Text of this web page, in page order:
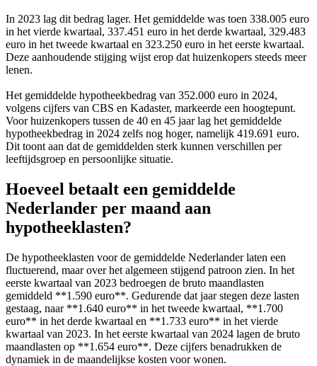
In 2023 lag dit bedrag lager. Het gemiddelde was toen 338.005 euro
in het vierde kwartaal, 337.451 euro in het derde kwartaal, 329.483
euro in het tweede kwartaal en 323.250 euro in het eerste kwartaal.
Deze aanhoudende stijging wijst erop dat huizenkopers steeds meer
lenen.
Het gemiddelde hypotheekbedrag van 352.000 euro in 2024,
volgens cijfers van CBS en Kadaster, markeerde een hoogtepunt.
Voor huizenkopers tussen de 40 en 45 jaar lag het gemiddelde
hypotheekbedrag in 2024 zelfs nog hoger, namelijk 419.691 euro.
Dit toont aan dat de gemiddelden sterk kunnen verschillen per
leeftijdsgroep en persoonlijke situatie.
Hoeveel betaalt een gemiddelde
Nederlander per maand aan
hypotheeklasten?
De hypotheeklasten voor de gemiddelde Nederlander laten een
fluctuerend, maar over het algemeen stijgend patroon zien. In het
eerste kwartaal van 2023 bedroegen de bruto maandlasten
gemiddeld **1.590 euro**. Gedurende dat jaar stegen deze lasten
gestaag, naar **1.640 euro** in het tweede kwartaal, **1.700
euro** in het derde kwartaal en **1.733 euro** in het vierde
kwartaal van 2023. In het eerste kwartaal van 2024 lagen de bruto
maandlasten op **1.654 euro**. Deze cijfers benadrukken de
dynamiek in de maandelijkse kosten voor wonen.